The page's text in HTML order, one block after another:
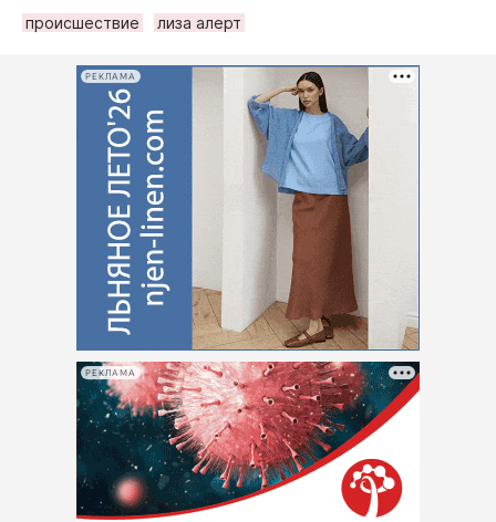
происшествие
лиза алерт
РЕКЛАМА
РЕКЛАМА